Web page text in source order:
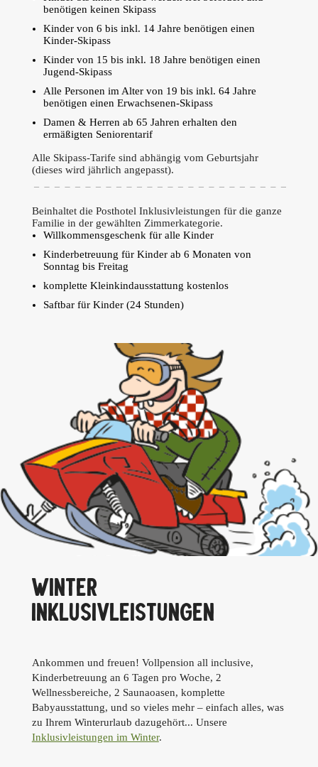
benötigen keinen Skipass
Kinder von 6 bis inkl. 14 Jahre benötigen einen
Kinder-Skipass
Kinder von 15 bis inkl. 18 Jahre benötigen einen
Jugend-Skipass
Alle Personen im Alter von 19 bis inkl. 64 Jahre
benötigen einen Erwachsenen-Skipass
Damen & Herren ab 65 Jahren erhalten den
ermäßigten Seniorentarif
Alle Skipass-Tarife sind abhängig vom Geburtsjahr
(dieses wird jährlich angepasst).
Beinhaltet die Posthotel Inklusivleistungen für die ganze
Familie in der gewählten Zimmerkategorie.
Willkommensgeschenk für alle Kinder
Kinderbetreuung für Kinder ab 6 Monaten von
Sonntag bis Freitag
komplette Kleinkindausstattung kostenlos
Saftbar für Kinder (24 Stunden)
WINTER
INKLUSIVLEISTUNGEN
Ankommen und freuen! Vollpension all inclusive,
Kinderbetreuung an 6 Tagen pro Woche, 2
Wellnessbereiche, 2 Saunaoasen, komplette
Babyausstattung, und so vieles mehr – einfach alles, was
zu Ihrem Winterurlaub dazugehört... Unsere
Inklusivleistungen im Winter.